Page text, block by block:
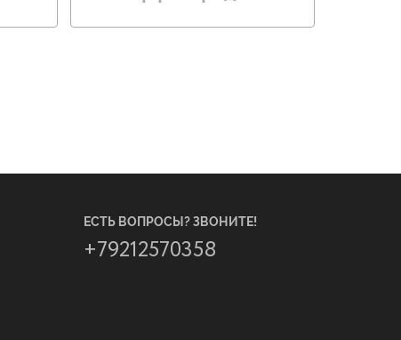
ЕСТЬ ВОПРОСЫ? ЗВОНИТЕ!
+79212570358